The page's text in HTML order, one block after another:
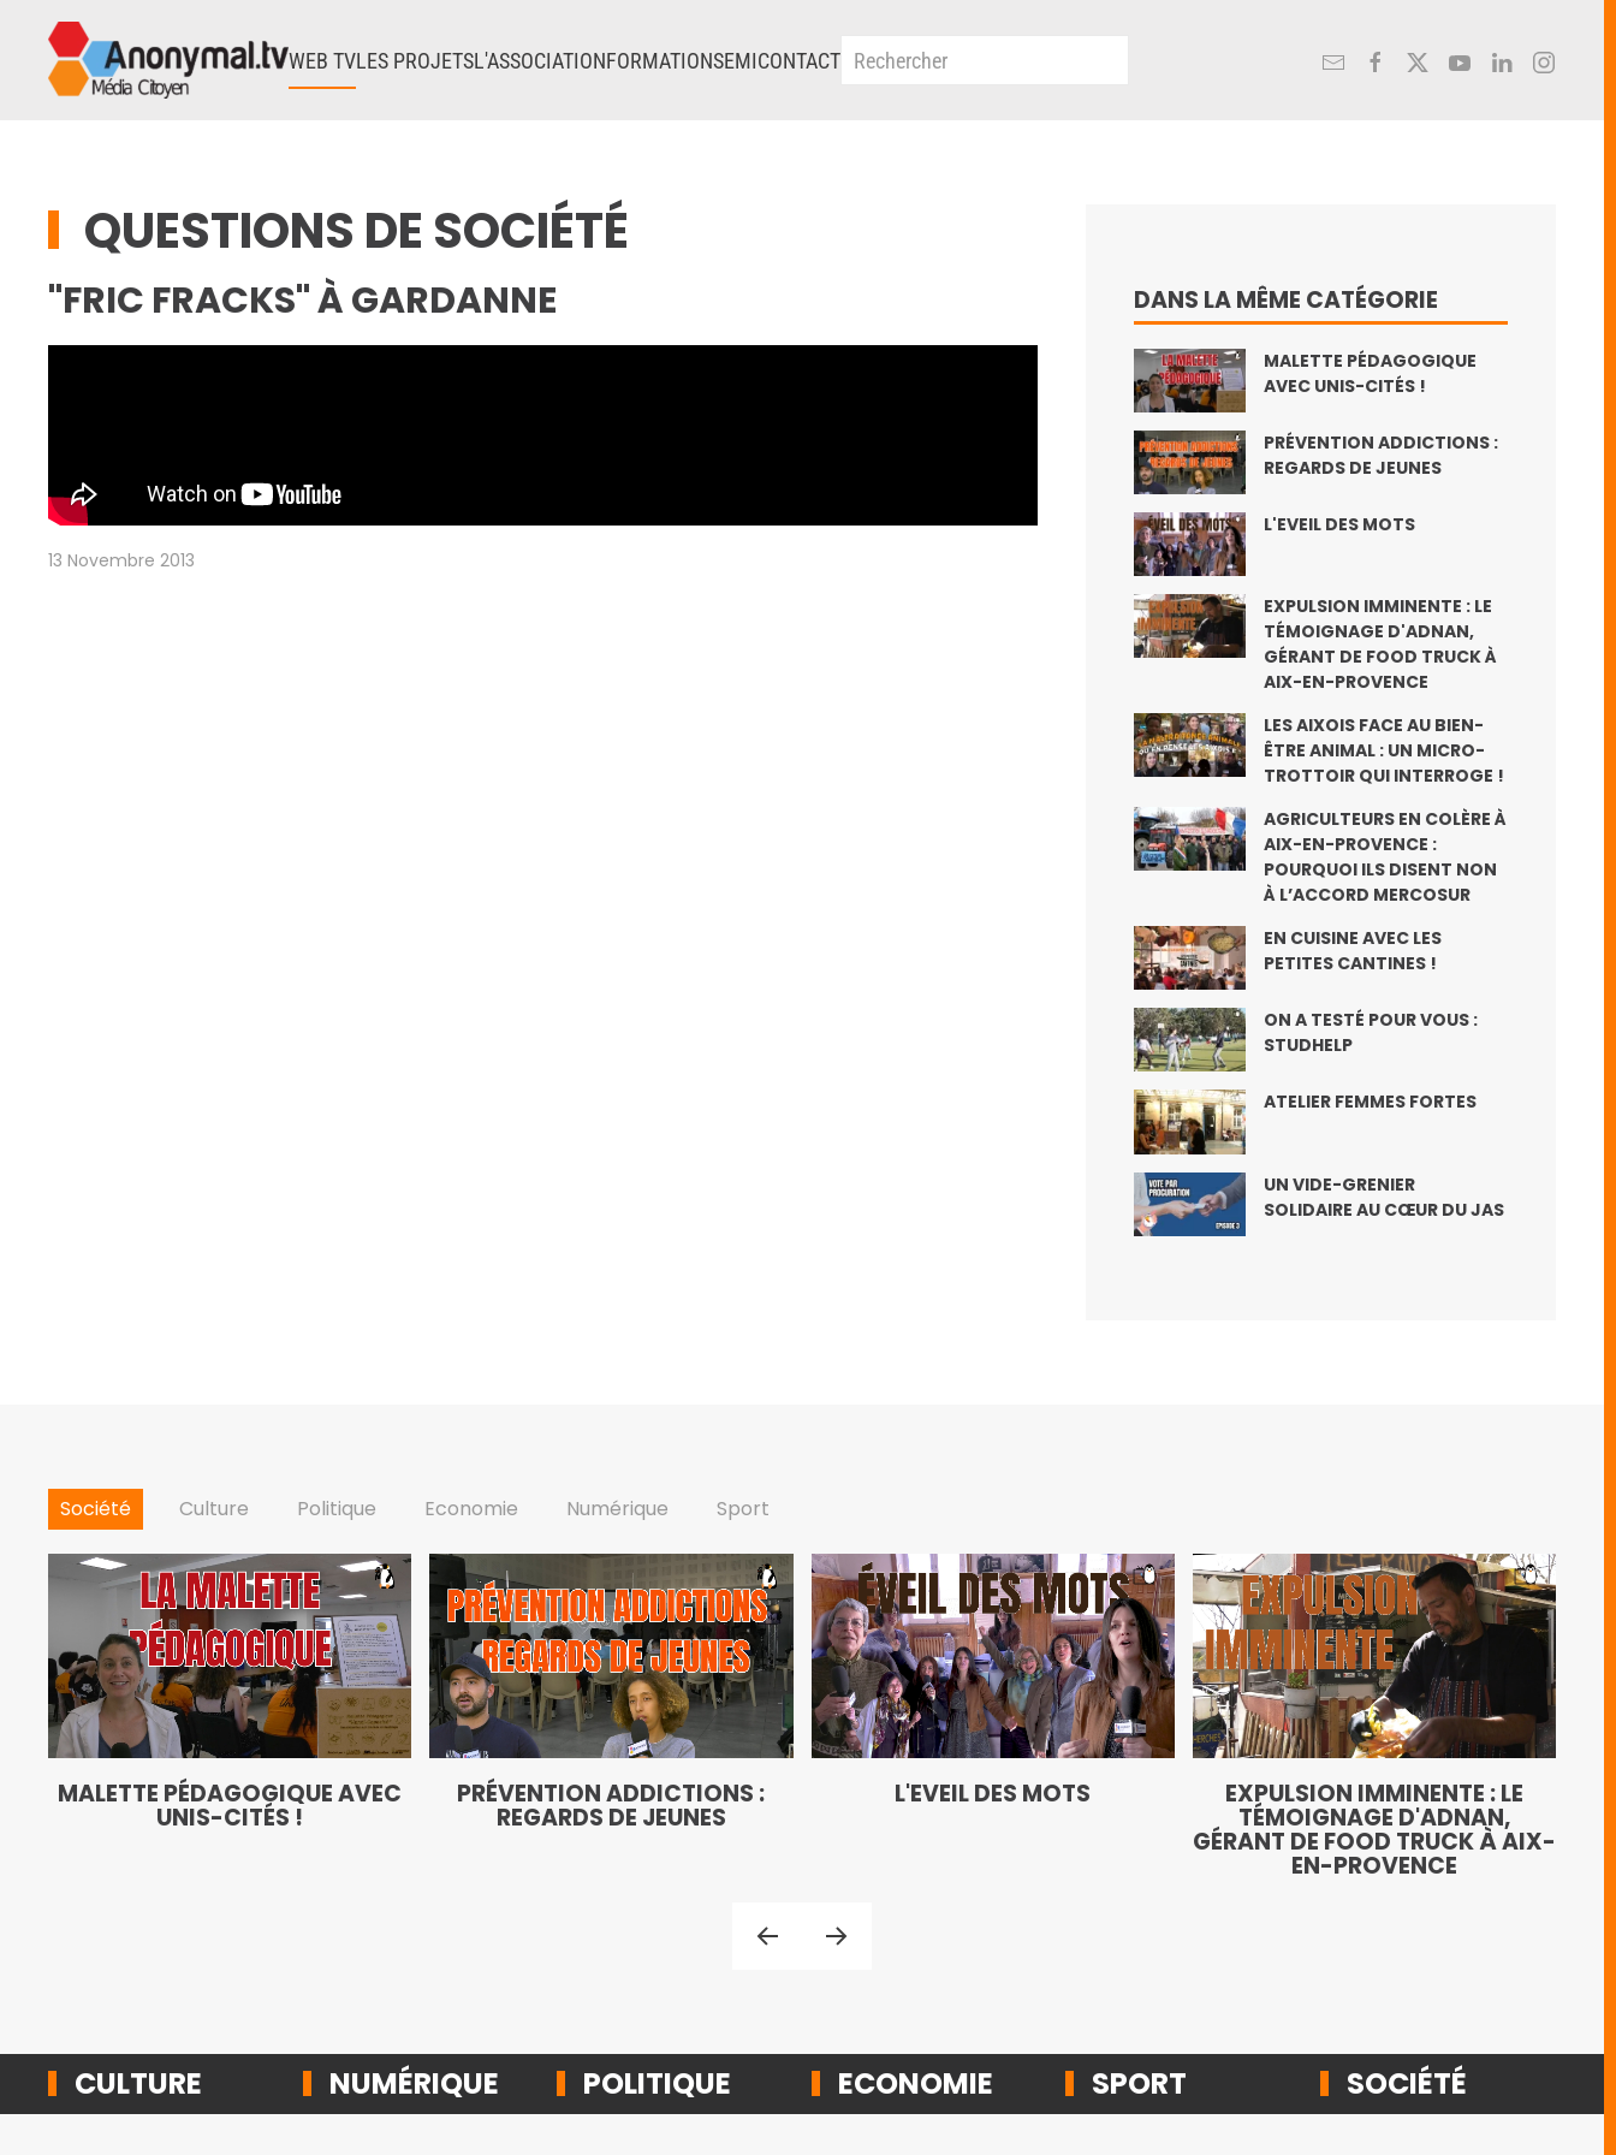
Accéder au contenu principal
WEB TVLES PROJETSL'ASSOCIATIONFORMATIONSEMICONTACT
QUESTIONS DE SOCIÉTÉ
"FRIC FRACKS" À GARDANNE
13 Novembre 2013
DANS LA MÊME CATÉGORIE
MALETTE PÉDAGOGIQUE
AVEC UNIS-CITÉS !
PRÉVENTION ADDICTIONS :
REGARDS DE JEUNES
L'EVEIL DES MOTS
EXPULSION IMMINENTE : LE
TÉMOIGNAGE D'ADNAN,
GÉRANT DE FOOD TRUCK À
AIX-EN-PROVENCE
LES AIXOIS FACE AU BIEN-
ÊTRE ANIMAL : UN MICRO-
TROTTOIR QUI INTERROGE !
AGRICULTEURS EN COLÈRE À
AIX-EN-PROVENCE :
POURQUOI ILS DISENT NON
À L’ACCORD MERCOSUR
EN CUISINE AVEC LES
PETITES CANTINES !
ON A TESTÉ POUR VOUS :
STUDHELP
ATELIER FEMMES FORTES
UN VIDE-GRENIER
SOLIDAIRE AU CŒUR DU JAS
Société Culture Politique Economie Numérique Sport
MALETTE PÉDAGOGIQUE AVEC
UNIS-CITÉS !
PRÉVENTION ADDICTIONS :
REGARDS DE JEUNES
L'EVEIL DES MOTS EXPULSION IMMINENTE : LE
TÉMOIGNAGE D'ADNAN,
GÉRANT DE FOOD TRUCK À AIX-
EN-PROVENCE
CULTURE NUMÉRIQUE POLITIQUE ECONOMIE SPORT SOCIÉTÉ